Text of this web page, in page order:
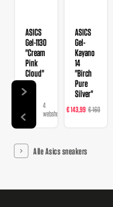
ASICS
Gel-1130
"Cream
Pink
Cloud"
4
webshops
ASICS
Gel-
Kayano
14
"Birch
Pure
Silver"
€ 143,99 € 160
Alle Asics sneakers